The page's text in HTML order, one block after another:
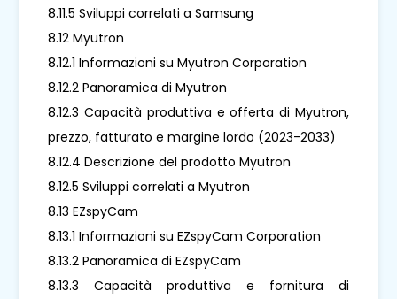
8.11.5 Sviluppi correlati a Samsung
8.12 Myutron
8.12.1 Informazioni su Myutron Corporation
8.12.2 Panoramica di Myutron
8.12.3 Capacità produttiva e offerta di Myutron,
prezzo, fatturato e margine lordo (2023-2033)
8.12.4 Descrizione del prodotto Myutron
8.12.5 Sviluppi correlati a Myutron
8.13 EZspyCam
8.13.1 Informazioni su EZspyCam Corporation
8.13.2 Panoramica di EZspyCam
8.13.3 Capacità produttiva e fornitura di